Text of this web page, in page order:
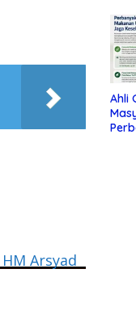
Arsyad
Ahli